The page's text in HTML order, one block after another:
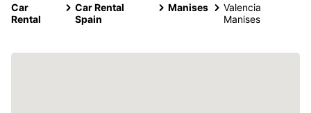
Car
Rental
Car Rental
Spain
Manises
Valencia
Manises